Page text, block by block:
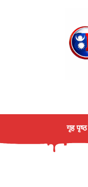
गृह पृष्ठ